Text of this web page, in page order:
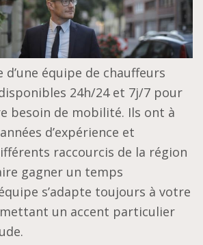
d’une équipe de chauffeurs
24h/24 et 7j/7 pour
besoin de mobilité. Ils ont à
d’expérience et
raccourcis de la région
gagner un temps
s’adapte toujours à votre
un accent particulier